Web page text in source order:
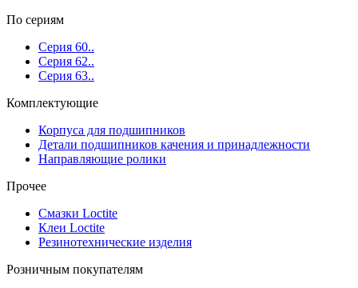
По сериям
Серия 60..
Серия 62..
Серия 63..
Комплектующие
Корпуса для подшипников
Детали подшипников качения и принадлежности
Направляющие ролики
Прочее
Смазки Loctite
Клеи Loctite
Резинотехнические изделия
Розничным покупателям